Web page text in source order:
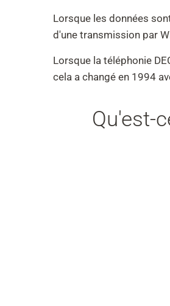
Lorsque les données
d'une transmission par
Lorsque la téléphonie
cela a changé en 1994
Qu'est-